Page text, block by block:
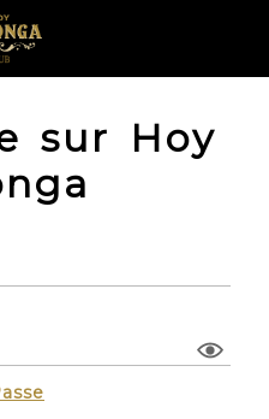
sur Hoy